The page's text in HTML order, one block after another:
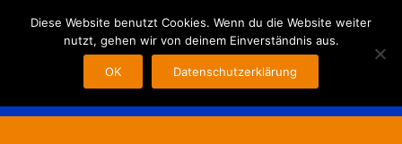
MENU
Diese Website benutzt Cookies. Wenn du die Website weiter
nutzt, gehen wir von deinem Einverständnis aus.
OK Datenschutzerklärung